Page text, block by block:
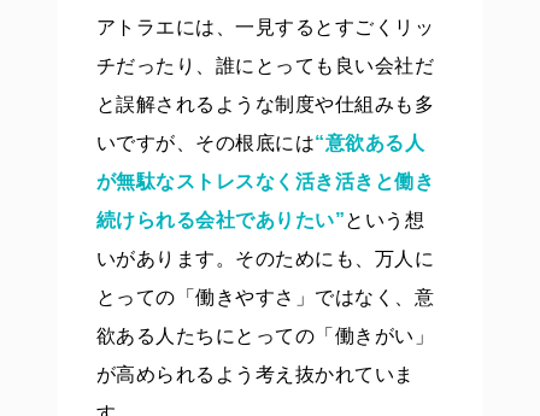
アトラエには、一見するとすごくリッ
チだったり、誰にとっても良い会社だ
と誤解されるような制度や仕組みも多
いですが、その根底には“意欲ある人
が無駄なストレスなく活き活きと働き
続けられる会社でありたい”という想
いがあります。そのためにも、万人に
とっての「働きやすさ」ではなく、意
欲ある人たちにとっての「働きがい」
が高められるよう考え抜かれていま